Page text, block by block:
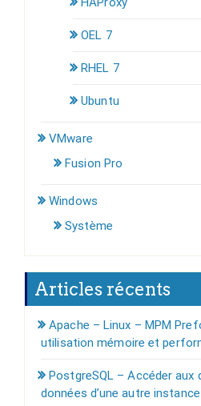
OEL 7
RHEL 7
Ubuntu
VMware
Fusion Pro
Windows
Système
Articles récents
Apache – Linux – MPM
utilisation mémoire et
PostgreSQL – Accéder aux
données d’une autre instance